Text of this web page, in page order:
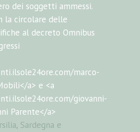
dei soggetti ammessi.
la circolare delle
al decreto Omnibus
marco-
a> e <a
giovanni-
Parente</a>
Sardegna e